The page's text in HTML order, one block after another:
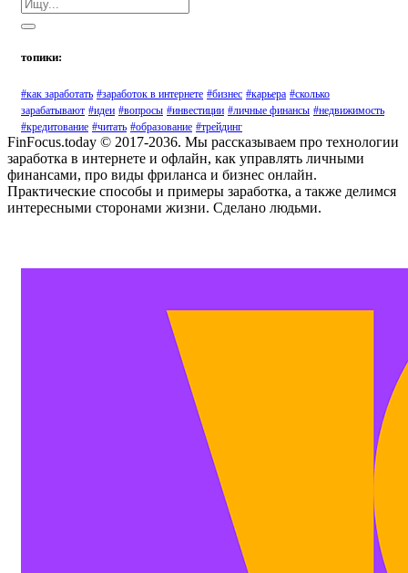
топики:
#как заработать #заработок в интернете #бизнес #карьера #сколько
зарабатывают #идеи #вопросы #инвестиции #личные финансы #недвижимость
#кредитование #читать #образование #трейдинг
FinFocus.today © 2017-2036. Мы рассказываем про технологии
заработка в интернете и офлайн, как управлять личными
финансами, про виды фриланса и бизнес онлайн.
Практические способы и примеры заработка, а также делимся
интересными сторонами жизни. Сделано людьми.